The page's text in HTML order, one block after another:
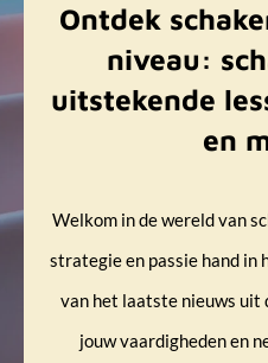
Ontdek
niveau:
uitstekende
en
Welkom in de wereld van
strategie en passie hand in
van het laatste nieuws uit
jouw vaardighedenen